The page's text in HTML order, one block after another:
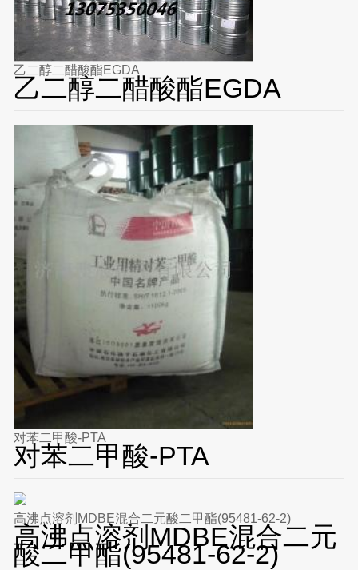
乙二醇二醋酸酯EGDA
乙二醇二醋酸酯EGDA
对苯二甲酸-PTA
对苯二甲酸-PTA
高沸点溶剂MDBE混合二元酸二甲酯(95481-62-2)
高沸点溶剂MDBE混合二元
酸二甲酯(95481-62-2)